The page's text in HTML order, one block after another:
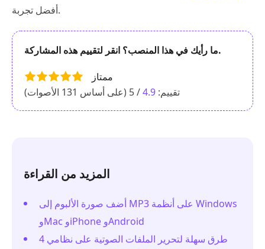
أفضل تجربة.
ما رأيك في هذا المنصب؟ انقر لتقييم هذه المشاركة.
ممتاز
تقييم: 4.9/ 5 (على أساس 131 الأصوات)
المزيد من القراءة
أضف صورة الألبوم إلى MP3 على أنظمة Windows
وMac وiPhone وAndroid
4 طرق سهلة لتحرير الملفات الصوتية على نظامي